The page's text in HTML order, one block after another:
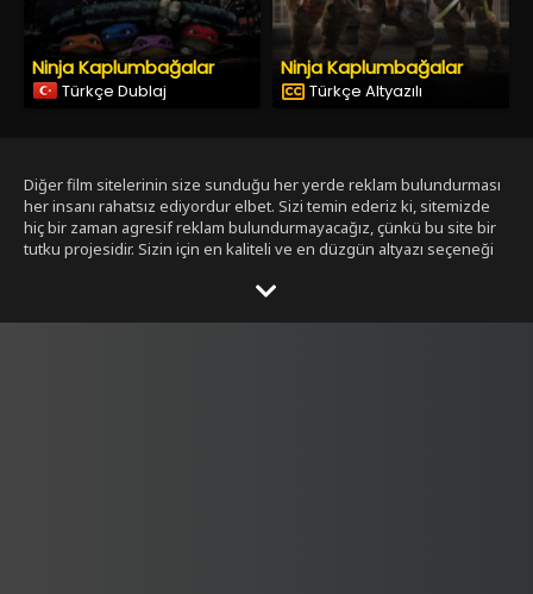
Ninja Kaplumbağalar
Türkçe Dublaj
Ninja Kaplumbağalar
Türkçe Altyazılı
Diğer film sitelerinin size sunduğu her yerde reklam bulundurması
her insanı rahatsız ediyordur elbet. Sizi temin ederiz ki, sitemizde
hiç bir zaman agresif reklam bulundurmayacağız, çünkü bu site bir
tutku projesidir. Sizin için en kaliteli ve en düzgün altyazı seçeneği